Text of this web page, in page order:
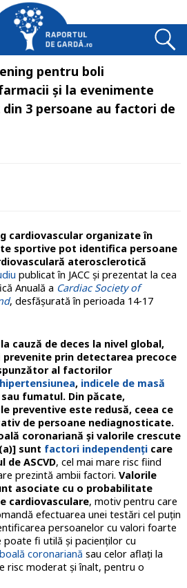
pentru boli
și la evenimente
3 persoane au factori de
cardiovascular organizate în
sportive pot identifica persoane
aterosclerotică
publicat în JACC și prezentat la cea
Anuală a Cardiac Society of
, desfășurată în perioada 14-17
cauză de deces la nivel global,
prin detectarea precoce
al factorilor
hipertensiunea, indicele de masă
fumatul. Din păcate,
preventive este redusă, ceea ce
de persoane nediagnosticate.
coronariană și valorile crescute
sunt factori independențicare
ASCVD, cel mai mare risc fiind
prezintă ambii factori. Valorile
asociate cu o probabilitate
cardiovasculare, motiv pentru care
efectuarea unei testări cel puțin
persoanelor cu valori foarte
poate fi utilă și pacienților cu
boală coronariană sau celor aflați la
risc moderat și înalt, pentru o